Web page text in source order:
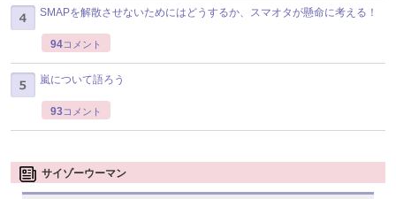
SMAPを解散させないためにはどうするか、スマオタが懸命に考える！
94コメント
嵐について語ろう
93コメント
サイゾーウーマン